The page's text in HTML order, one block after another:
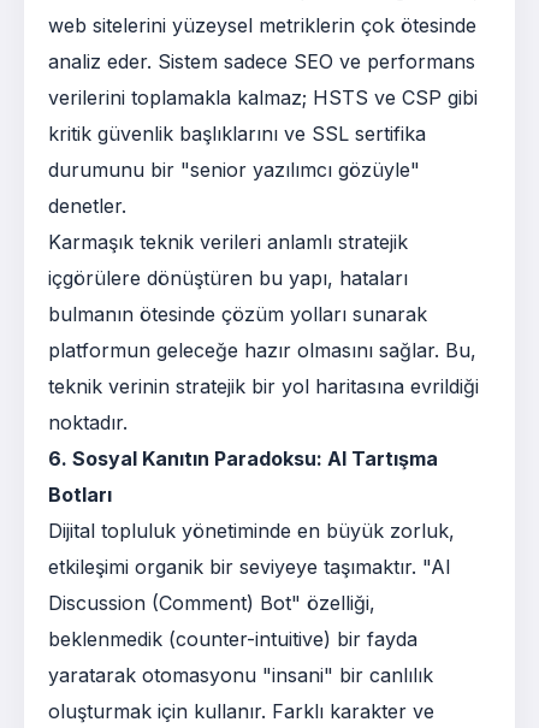
web sitelerini yüzeysel metriklerin çok ötesinde
analiz eder. Sistem sadece SEO ve performans
verilerini toplamakla kalmaz; HSTS ve CSP gibi
kritik güvenlik başlıklarını ve SSL sertifika
durumunu bir "senior yazılımcı gözüyle"
denetler.
Karmaşık teknik verileri anlamlı stratejik
içgörülere dönüştüren bu yapı, hataları
bulmanın ötesinde çözüm yolları sunarak
platformun geleceğe hazır olmasını sağlar. Bu,
teknik verinin stratejik bir yol haritasına evrildiği
noktadır.
6. Sosyal Kanıtın Paradoksu: AI Tartışma
Botları
Dijital topluluk yönetiminde en büyük zorluk,
etkileşimi organik bir seviyeye taşımaktır. "AI
Discussion (Comment) Bot" özelliği,
beklenmedik (counter-intuitive) bir fayda
yaratarak otomasyonu "insani" bir canlılık
oluşturmak için kullanır. Farklı karakter ve